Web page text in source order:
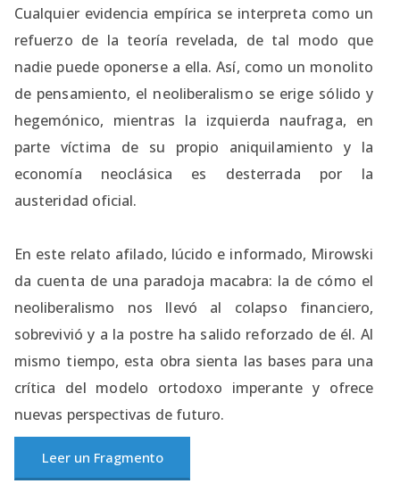
Cualquier evidencia empírica se interpreta como un
refuerzo de la teoría revelada, de tal modo que
nadie puede oponerse a ella. Así, como un monolito
de pensamiento, el neoliberalismo se erige sólido y
hegemónico, mientras la izquierda naufraga, en
parte víctima de su propio aniquilamiento y la
economía neoclásica es desterrada por la
austeridad oficial.
En este relato afilado, lúcido e informado, Mirowski
da cuenta de una paradoja macabra: la de cómo el
neoliberalismo nos llevó al colapso financiero,
sobrevivió y a la postre ha salido reforzado de él. Al
mismo tiempo, esta obra sienta las bases para una
crítica del modelo ortodoxo imperante y ofrece
nuevas perspectivas de futuro.
Leer un Fragmento